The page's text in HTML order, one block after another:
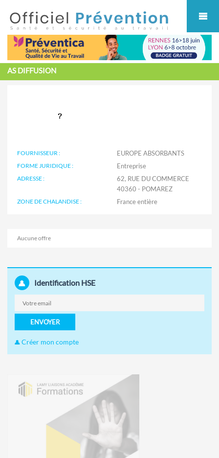
AS DIFFUSION
FOURNISSEUR : EUROPE ABSORBANTS
FORME JURIDIQUE : Entreprise
ADRESSE :
62, RUE DU COMMERCE
40360 - POMAREZ
ZONE DE CHALANDISE :
Aucune offre
Identification HSE
ENVOYER
Créer mon compte